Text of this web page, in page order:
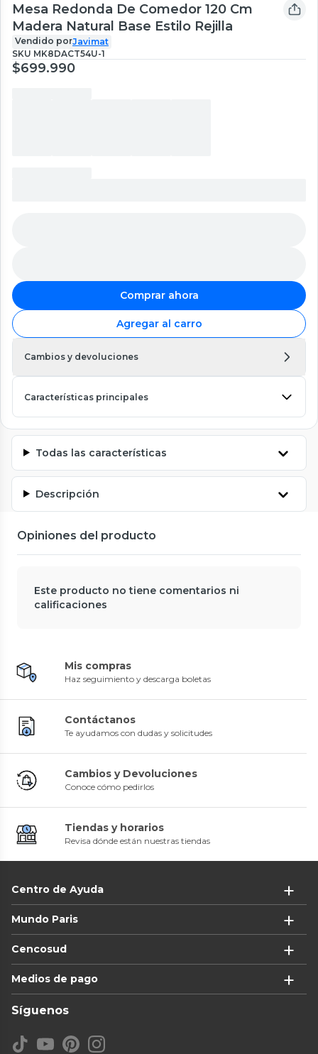
Mesa Redonda De Comedor 120 Cm
Madera Natural Base Estilo Rejilla
Vendido porJavimat
SKU MK8DACT54U-1
$699.990
Comprar ahora
Agregar al carro
Cambios y devoluciones
Características principales
Todas las características
Descripción
Opiniones del producto
Este producto no tiene comentarios ni
calificaciones
Mis compras
Haz seguimiento y descarga boletas
Contáctanos
Te ayudamos con dudas y solicitudes
Cambios y Devoluciones
Conoce cómo pedirlos
Tiendas y horarios
Revisa dónde están nuestras tiendas
Centro de Ayuda
Mundo Paris
Cencosud
Medios de pago
Síguenos